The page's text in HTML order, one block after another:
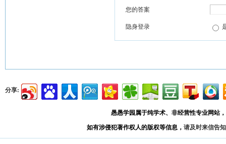
您的答案
隐身登录
分享:
愚愚学园属于纯学术、非经营性专业网站
如有涉侵犯著作权人的版权等信息， 请及时来信告知